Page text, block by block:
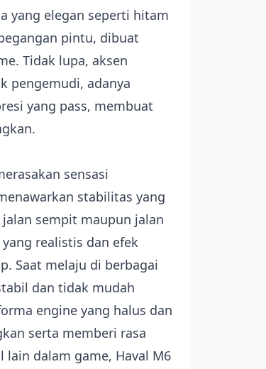
yang elegan seperti hitam
pintu, dibuat
Tidak lupa, aksen
pengemudi, adanya
yang pass, membuat
sensasi
stabilitas yang
sempit maupun jalan
realistis dan efek
Saat melaju di berbagai
dan tidak mudah
engine yang halus dan
serta memberi rasa
dalam game, Haval M6